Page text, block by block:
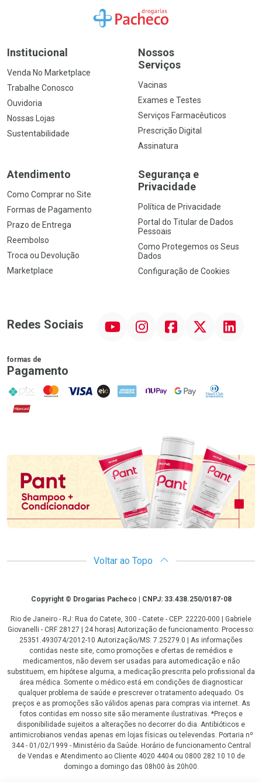
Ir para a Home
Institucional
Venda No Marketplace
Trabalhe Conosco
Ouvidoria
Nossas Lojas
Sustentabilidade
Nossos
Serviços
Vacinas
Exames e Testes
Serviços Farmacêuticos
Prescrição Digital
Assinatura
Atendimento
Como Comprar no Site
Formas de Pagamento
Prazo de Entrega
Reembolso
Troca ou Devolução
Marketplace
Segurança e
Privacidade
Política de Privacidade
Portal do Titular de Dados
Pessoais
Como Protegemos os Seus
Dados
Configuração de Cookies
Redes Sociais InstagramFacebook Linkedin
formas de
Pagamento
PIX MasterCard
VISA ELO AMEX NuPay Google PayDiners Club
Hipercard
Promoção em Destaque
Voltar ao Topo
CopyrightCopyright © Drogarias Pacheco | CNPJ: 33.438.250/0187-08
Rio de Janeiro - RJ: Rua do Catete, 300 - Catete - CEP: 22220-000 | Gabriele
Giovanelli - CRF 28127 | 24 horas| Autorização de funcionamento: Processo:
25351.493074/2012-10 Autorização/MS: 7.25279.0 | As informações
contidas neste site, como promoções e ofertas de remédios e
medicamentos, não devem ser usadas para automedicação e não
substituem, em hipótese alguma, a medicação prescrita pelo profissional da
área médica. Somente o médico está em condições de diagnosticar
qualquer problema de saúde e prescrever o tratamento adequado. Os
preços e as promoções são válidos apenas para compras via internet. As
fotos contidas em nosso site são meramente ilustrativas. *Preços e
disponibilidade sujeitos a alterações no decorrer do dia. Antibióticos e
antimicrobianos vendas apenas em lojas físicas ou televendas. Portaria nº
344 - 01/02/1999 - Ministério da Saúde. Horário de funcionamento Central
de Vendas e Atendimento ao Cliente 4020 4404 ou 0800 282 10 10 de
domingo a domingo das 08h00 às 20h00.